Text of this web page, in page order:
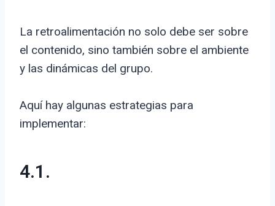
La retroalimentación no solo debe ser sobre
el contenido, sino también sobre el ambiente
y las dinámicas del grupo.
Aquí hay algunas estrategias para
implementar:
4.1.